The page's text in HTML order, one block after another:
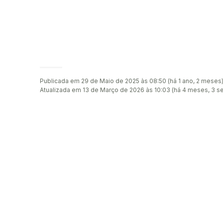
Publicada em 29 de Maio de 2025 às 08:50 (há 1 ano, 2 meses)
Atualizada em 13 de Março de 2026 às 10:03 (há 4 meses, 3